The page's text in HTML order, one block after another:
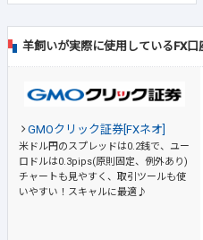
羊飼いが実際に使用しているFX口
GMOクリック証券[FXネオ]
米ドル円のスプレッドは0.2銭で、ユー
ロドルは0.3pips(原則固定、例外あり)
チャートも見やすく、取引ツールも使
いやすい！スキャルに最適♪